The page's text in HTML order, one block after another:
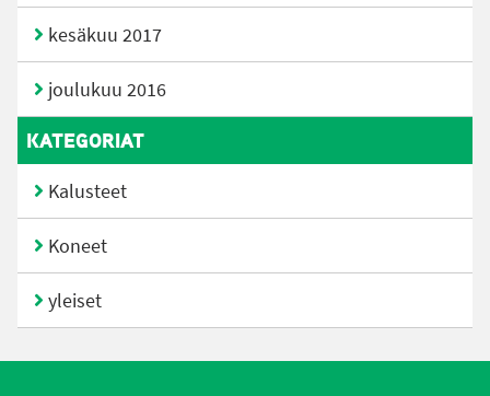
kesäkuu 2017
joulukuu 2016
KATEGORIAT
Kalusteet
Koneet
yleiset